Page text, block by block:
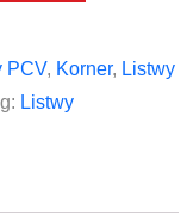
PCV, Korner, Listwy
Listwy